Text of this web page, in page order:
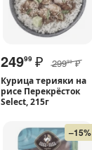
24999 ₽ 29999 ₽
Курица терияки на
рисе Перекрёсток
Select, 215г
–15%